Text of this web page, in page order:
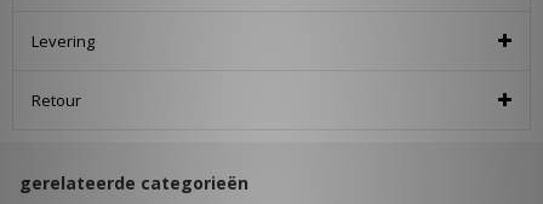
Levering
Retour
gerelateerde categorieën